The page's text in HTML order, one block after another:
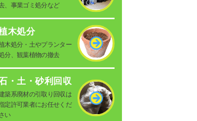
、事業ゴミ処分など
木処分
木処分・土やプランター
分、観葉植物の撤去
・土・砂利回収
築系廃材の引取り回収は
定許可業者にお任せくだ
い